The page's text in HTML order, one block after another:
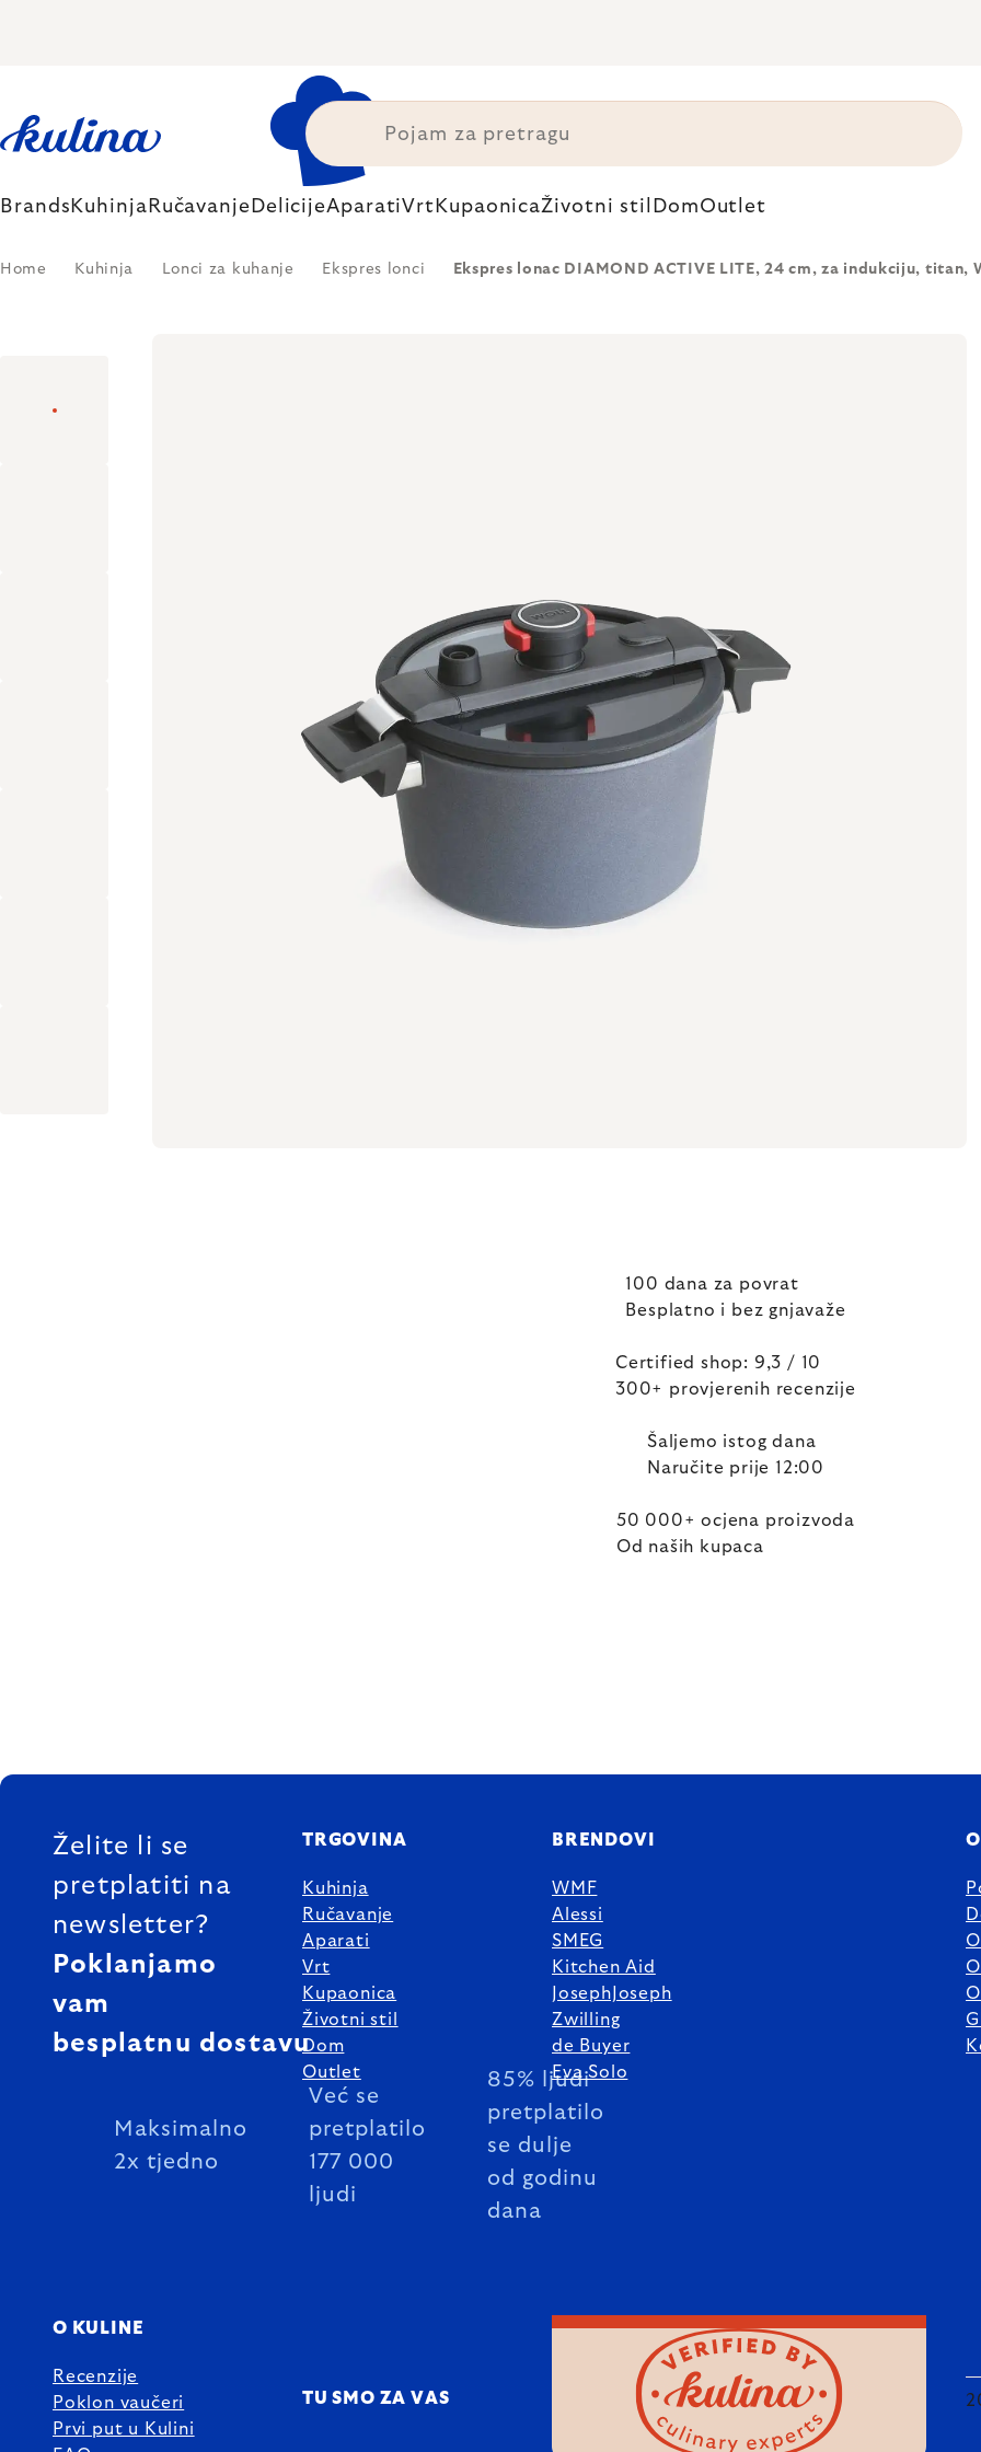
Brands Kuhinja Ručavanje DelicijeAparatiVrt KupaonicaŽivotni stil DomOutlet
Home Kuhinja Lonci za kuhanje Ekspres lonci Ekspres lonac DIAMOND ACTIVE LITE, 24 cm, za indukciju, titan,
100 dana za povrat
Besplatno i bez gnjavaže
Certified shop: 9,3 / 10
300+ provjerenih recenzije
Šaljemo istog dana
Naručite prije 12:00
50 000+ ocjena proizvoda
Od naših kupaca
FOOTER
Želite li se
pretplatiti na
newsletter?
Poklanjamo
vam
besplatnu dostavu
Maksimalno
2x tjedno
Već se
pretplatilo
177 000
ljudi
85% ljudi
pretplatilo
se dulje
od godinu
dana
TRGOVINA
Kuhinja
Ručavanje
Aparati
Vrt
Kupaonica
Životni stil
Dom
Outlet
BRENDOVI
WMF
Alessi
SMEG
Kitchen Aid
JosephJoseph
Zwilling
de Buyer
Eva Solo
O KULINE
Recenzije
Poklon vaučeri
Prvi put u Kulini
TU SMO ZA VAS